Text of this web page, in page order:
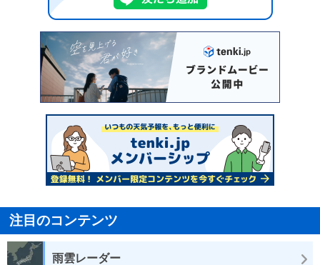
注目のコンテンツ
雨雲レーダー